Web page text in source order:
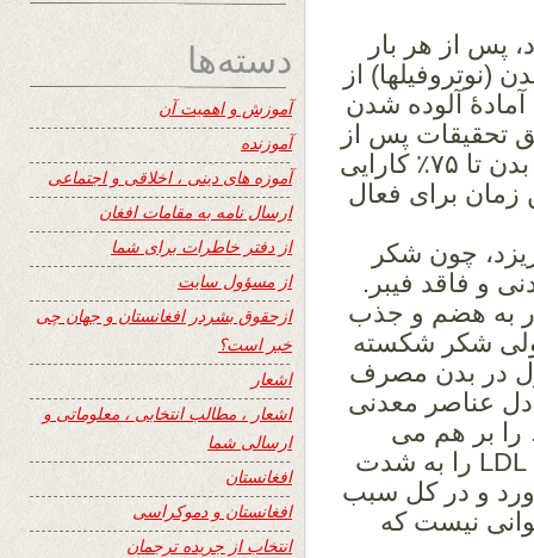
پس از هر بار
از
بدن کاملا آمادۀ آلوده شدن
تحقیقات پس از
هر بار خوردن چیزی شیرین سیستم ایمنی بدن تا ۷۵٪ کارایی
زمان برای فعال
چون شکر
و فاقد فیبر.
به هضم و جذب
شکر شکسته
در بدن مصرف
عناصر معدنی
را بر هم می
ریزد، این شکر است که کلسترول بد خون LDL را به شدت
و در کل سبب
نیست که
دسته‌ها
آموزش و اهمیت آن
آموزنده
آموزه های دینی ، اخلاقی و اجتماعی
ارسال نامه به مقامات افغان
از دفتر خاطرات برای شما
از مسؤول سایت
ازحقوق بشردر افغانستان و جهان چی
خبر است؟
اشعار
اشعار ، مطالب انتخابی ، معلوماتی و
ارسالی شما
افغانستان
افغانستان و دموکراسی
انتخاب از جریده ترجمان